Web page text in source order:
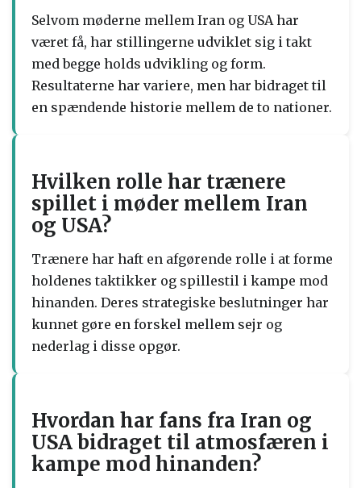
Selvom møderne mellem Iran og USA har
været få, har stillingerne udviklet sig i takt
med begge holds udvikling og form.
Resultaterne har variere, men har bidraget til
en spændende historie mellem de to nationer.
Hvilken rolle har trænere
spillet i møder mellem Iran
og USA?
Trænere har haft en afgørende rolle i at forme
holdenes taktikker og spillestil i kampe mod
hinanden. Deres strategiske beslutninger har
kunnet gøre en forskel mellem sejr og
nederlag i disse opgør.
Hvordan har fans fra Iran og
USA bidraget til atmosfæren i
kampe mod hinanden?